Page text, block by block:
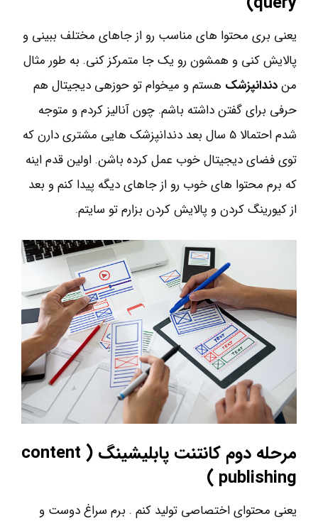
یعنی بری محتوا های مناسب رو از جاهای مختلف ببینی و
پالایش کنی و همشون رو یک جا متمرکز کنی. به طور مثال
مندندانپزشک هستم و میخوام تو حوزهی دیجیتال هم
حرفی برای گفتن داشته باشم. چون آنالیز کردم و متوجه
شدم احتمالا 5 سال بعد دندانپزشک هایی مشتری دارن که
توی فضای دیجیتال خوب عمل کرده باشن. اولین قدم اینه
که برم محتوا های خوب رو از جاهای دیگه پیدا کنم و بعد
از کیورینگ کردن و پالایش کردن بزارم تو سایتم.
مرحله دوم کانتنت پابلیشینگ ( content
publishing
)
یعنی محتوای اختصاصی تولید کنم . برم سراغ دوست و